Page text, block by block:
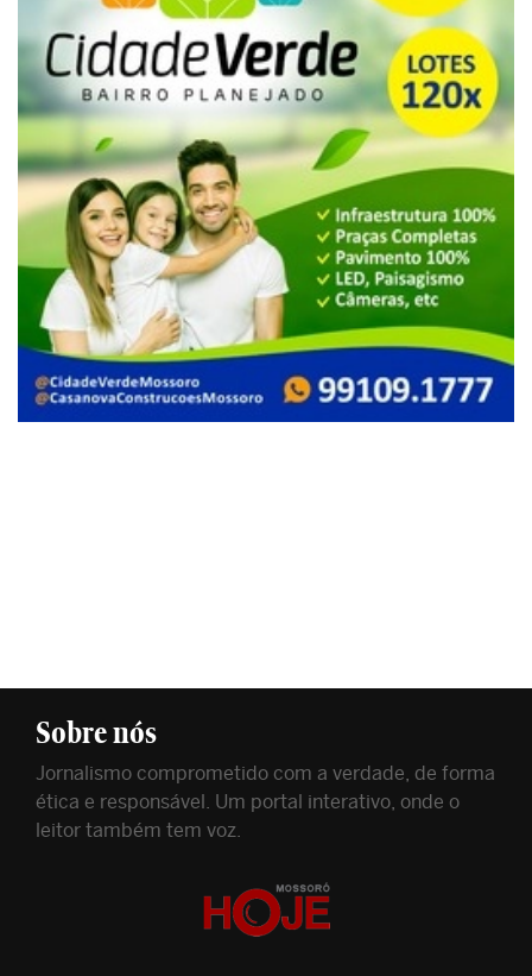
Sobre nós
Jornalismo comprometido com a verdade, de forma
ética e responsável. Um portal interativo, onde o
leitor também tem voz.